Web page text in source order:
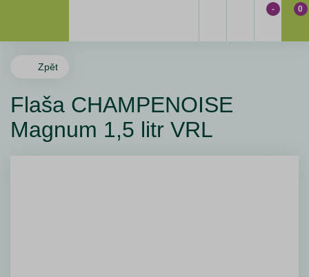
- 0
Zpět
Flaša CHAMPENOISE
Magnum 1,5 litr VRL